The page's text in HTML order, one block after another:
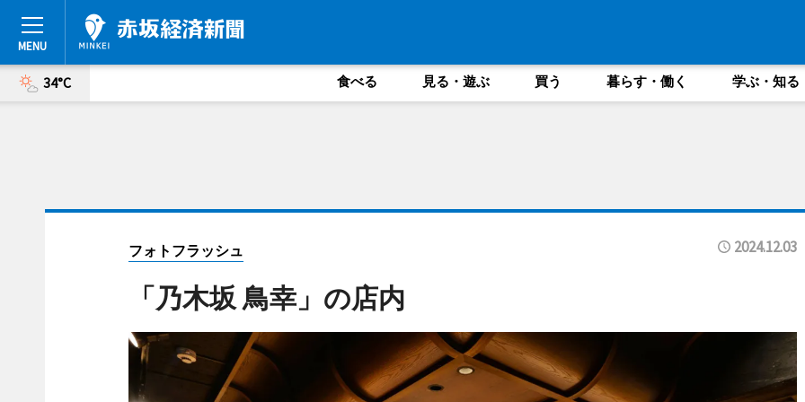
34°C 食べる 見る・遊ぶ 買う 暮らす・働く 学ぶ・知る
フォトフラッシュ 2024.12.03
「乃木坂 鳥幸」の店内